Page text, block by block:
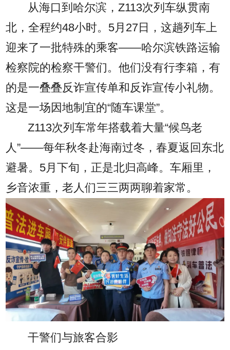
从海口到哈尔滨，Z113次列车纵贯南
北，全程约48小时。5月27日，这趟列车上
迎来了一批特殊的乘客——哈尔滨铁路运输
检察院的检察干警们。他们没有行李箱，有
的是一叠叠反诈宣传单和反诈宣传小礼物。
这是一场因地制宜的“随车课堂”。
Z113次列车常年搭载着大量“候鸟老
人”——每年秋冬赴海南过冬，春夏返回东北
避暑。5月下旬，正是北归高峰。车厢里，
乡音浓重，老人们三三两两聊着家常。
干警们与旅客合影